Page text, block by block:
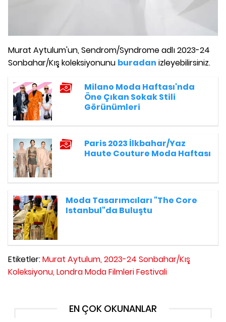
Murat Aytulum'un, Sendrom/Syndrome adlı 2023-24
Sonbahar/Kış koleksiyonunu buradan izleyebilirsiniz.
Milano Moda Haftası'nda
Öne Çıkan Sokak Stili
Görünümleri
Paris 2023 İlkbahar/Yaz
Haute Couture Moda Haftası
Moda Tasarımcıları "The Core
Istanbul"da Buluştu
Etiketler:Murat Aytulum,2023-24 Sonbahar/Kış
Koleksiyonu,Londra Moda Filmleri Festivali
EN ÇOK OKUNANLAR